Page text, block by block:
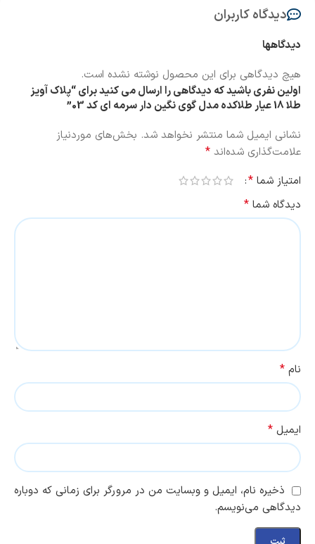
دیدگاه کاربران
دیدگاهها
هیچ دیدگاهی برای این محصول نوشته نشده است.
اولین نفری باشید که دیدگاهی را ارسال می کنید برای “پلاک آویز
طلا 18 عیار طلاکده مدل گوی نگین دار سرمه ای کد 03”
نشانی ایمیل شما منتشر نخواهد شد. بخش‌های موردنیاز
علامت‌گذاری شده‌اند *
امتیاز شما *
دیدگاه شما *
نام *
ایمیل *
ذخیره نام، ایمیل و وبسایت من در مرورگر برای زمانی که دوباره
دیدگاهی می‌نویسم.